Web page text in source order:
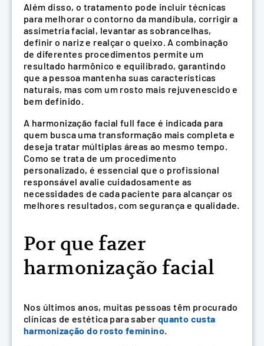
Além disso, o tratamento pode incluir técnicas
para melhorar o contorno da mandíbula, corrigir a
assimetria facial, levantar as sobrancelhas,
definir o nariz e realçar o queixo. A combinação
de diferentes procedimentos permite um
resultado harmônico e equilibrado, garantindo
que a pessoa mantenha suas características
naturais, mas com um rosto mais rejuvenescido e
bem definido.
A harmonização facial full face é indicada para
quem busca uma transformação mais completa e
deseja tratar múltiplas áreas ao mesmo tempo.
Como se trata de um procedimento
personalizado, é essencial que o profissional
responsável avalie cuidadosamente as
necessidades de cada paciente para alcançar os
melhores resultados, com segurança e qualidade.
Por que fazer
harmonização facial
Nos últimos anos, muitas pessoas têm procurado
clínicas de estética para saber quanto custa
harmonização do rosto feminino